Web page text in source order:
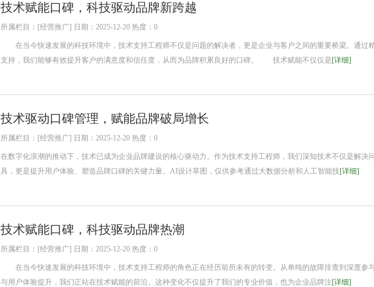
技术赋能口碑，科技驱动品牌新跨越
所属栏目：[经营推广] 日期：2025-12-20 热度：0
在当今快速发展的科技环境中，技术支持工程师不仅是问题的解决者，更是企业与客户之间的重要桥梁。通过
支持，我们能够有效提升客户的满意度和信任度，从而为品牌积累良好的口碑。 技术赋能不仅仅是[详细]
技术驱动口碑管理，赋能品牌破局增长
所属栏目：[经营推广] 日期：2025-12-20 热度：0
在数字化浪潮的推动下，技术已成为企业品牌建设的核心驱动力。作为技术支持工程师，我们深知技术不仅是解决
具，更是提升用户体验、塑造品牌口碑的关键力量。AI设计草图，仅供参考通过大数据分析和人工智能技[详细]
技术赋能口碑，科技驱动品牌热潮
所属栏目：[经营推广] 日期：2025-12-20 热度：0
在当今快速发展的科技环境中，技术支持工程师的角色正在经历前所未有的转变。从单纯的故障排查到深度参
与用户体验提升，我们正站在技术赋能的前沿。这种变化不仅提升了我们的专业价值，也为企业品牌注[详细]